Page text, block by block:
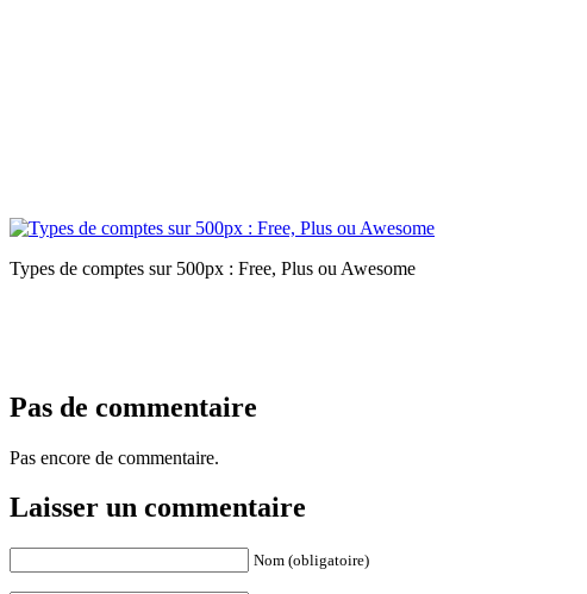
Types de comptes sur 500px : Free, Plus ou Awesome
Pas de commentaire
Pas encore de commentaire.
Laisser un commentaire
Nom (obligatoire)